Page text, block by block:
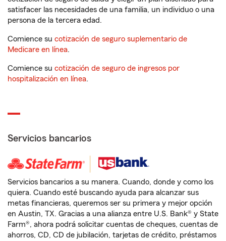
satisfacer las necesidades de una familia, un individuo o una
persona de la tercera edad.
Comience su cotización de seguro suplementario de
Medicare en línea.
Comience su cotización de seguro de ingresos por
hospitalización en línea.
Servicios bancarios
Servicios bancarios a su manera. Cuando, donde y como los
quiera. Cuando esté buscando ayuda para alcanzar sus
metas financieras, queremos ser su primera y mejor opción
en Austin, TX. Gracias a una alianza entre U.S. Bank® y State
Farm®, ahora podrá solicitar cuentas de cheques, cuentas de
ahorros, CD, CD de jubilación, tarjetas de crédito, préstamos